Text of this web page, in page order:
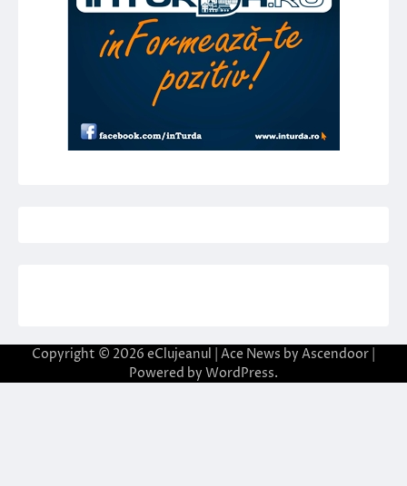
Copyright © 2026 eClujeanul | Ace News by Ascendoor
Powered by WordPress.